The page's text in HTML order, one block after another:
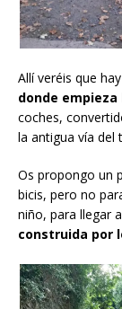
Allí veréis que
donde
coches,
la antigua vía del
Os propongo un
bicis, pero no
niño, para llegar a
construida por